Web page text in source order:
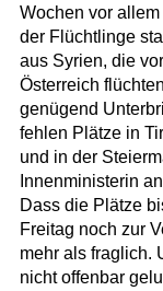
Wochen vor
der Flüchtlinge
aus Syrien, die
Österreich
genügend
fehlen Plätze in
und in der
Innenministerin
Dass die Plätze
Freitag noch zur
mehr als fraglich.
nicht offenbar